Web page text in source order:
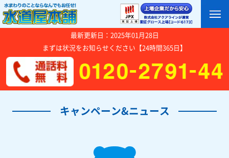
最新更新日：2025年01月28日
まずは状況をお知らせください【24時間365日】
キャンペーン&ニュース